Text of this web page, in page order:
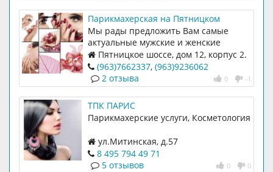
Парикмахерская на Пятницком
Мы рады предложить Вам самые
актуальные мужские и женские
стрижки, повседневные, вечерние и
свадебные укладки, окрашивание,
колорирование,
Пятницкое шоссе, дом 12, корпус 2.
(963)7662337, (963)9236062
0 -1
2 отзыва
ТПК ПАРИС
Парикмахерские услуги, Косметология
ул.Митинская, д.57
8 495 794 49 71
0 0
5 отзывов